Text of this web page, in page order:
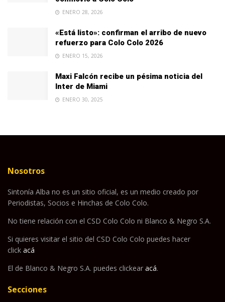
ENERO 28, 2026
«Está listo»: confirman el arribo de nuevo
refuerzo para Colo Colo 2026
ENERO 15, 2026
Maxi Falcón recibe un pésima noticia del
Inter de Miami
ENERO 30, 2025
Nosotros
Sintonía Alba no es un sitio oficial, es un medio creado por
Periodistas, Socios e Hinchas de Colo Colo.
No tiene relación con el CSD Colo Colo ni Blanco & Negro S.A.
Si quieres visitar el sitio del CSD Colo Colo puedes hacer
click acá
El de Blanco & Negro S.A. puedes clickear acá.
Secciones